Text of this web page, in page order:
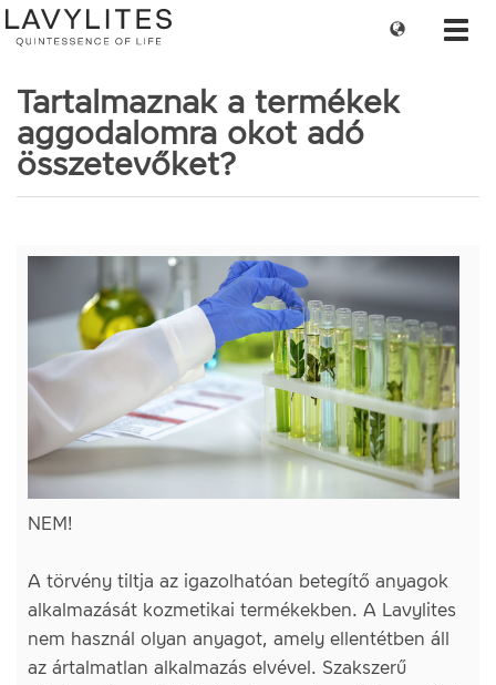
Change
Tartalmaznak a termékek
aggodalomra okot adó
összetevőket?
NEM!
A törvény tiltja az igazolhatóan betegítő anyagok
alkalmazását kozmetikai termékekben. A Lavylites
nem használ olyan anyagot, amely ellentétben áll
az ártalmatlan alkalmazás elvével. Szakszerű